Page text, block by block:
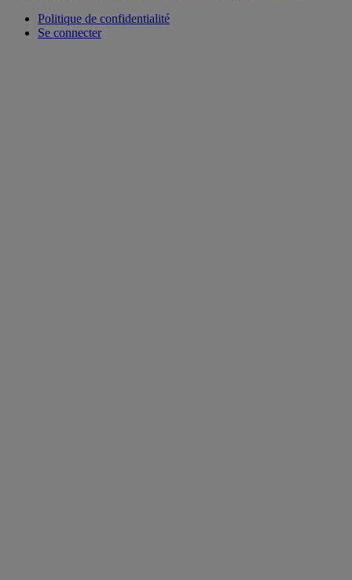
Politique de confidentialité
Se connecter